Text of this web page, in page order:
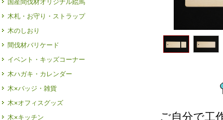
国産間伐材オリジナル絵馬
木札・お守り・ストラップ
木のしおり
間伐材バリケード
イベント・キッズコーナー
木ハガキ・カレンダー
木×バッジ・雑貨
木×オフィスグッズ
木×キッチン
ご自分で工